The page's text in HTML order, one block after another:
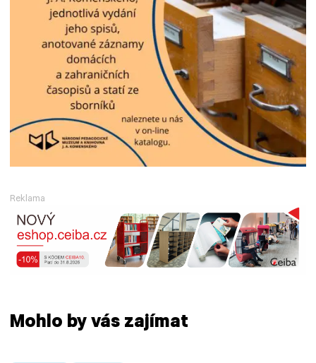
Reklama
Mohlo by vás zajímat